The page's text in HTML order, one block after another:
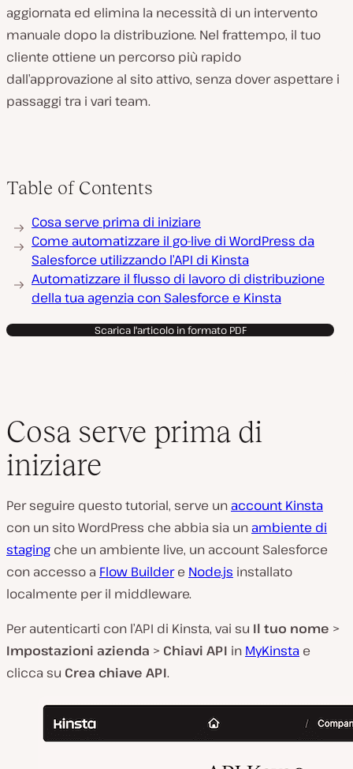
aggiornata ed elimina la necessità di un intervento
manuale dopo la distribuzione. Nel frattempo, il tuo
cliente ottiene un percorso più rapido
dall’approvazione al sito attivo, senza dover aspettare i
passaggi tra i vari team.
Table of Contents
Cosa serve prima di iniziare
Come automatizzare il go-live di WordPress da
Salesforce utilizzando l’API di Kinsta
Automatizzare il flusso di lavoro di distribuzione
della tua agenzia con Salesforce e Kinsta
Scarica l'articolo in formato PDF
Cosa serve prima di
iniziare
Per seguire questo tutorial, serve un account Kinsta
con un sito WordPress che abbia sia un ambiente di
staging che un ambiente live, un account Salesforce
con accesso a Flow Buildere Node.js installato
localmente per il middleware.
Per autenticarti con l’API di Kinsta, vai su Il tuo nome >
Impostazioni azienda > Chiavi API in MyKinsta e
clicca su Crea chiave API.